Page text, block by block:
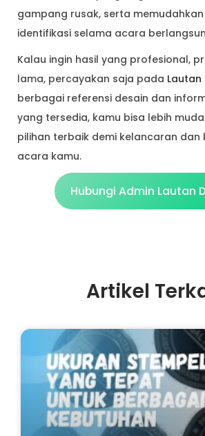
gampang rusak, serta
identifikasi selama acara
Kalau ingin hasil yang profesional,
lama, percayakan saja pada Lautan
berbagai referensi desain dan
yang tersedia, kamu bisa lebih
pilihan terbaik demi kelancaran dan
acara kamu.
Hubungi Admin Lautan
Artikel